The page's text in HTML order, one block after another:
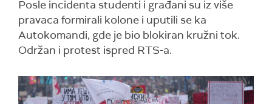
Posle incidenta studenti i građani su iz više
pravaca formirali kolone i uputili se ka
Autokomandi, gde je bio blokiran kružni tok.
Održan i protest ispred RTS-a.